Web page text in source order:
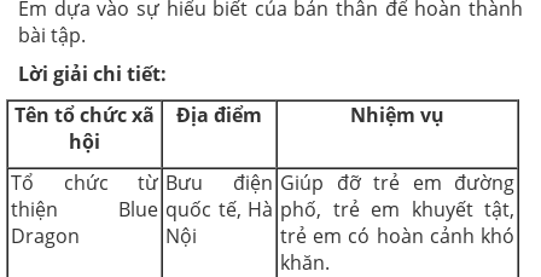
Em dựa vào sự hiểu biết của bản thân để hoàn thành
bài tập.
Lời giải chi tiết:
Tên tổ chức xã
hội
Địa điểm Nhiệm vụ
Tổ chức từ
thiện Blue
Dragon
Bưu điện
quốc tế, Hà
Nội
Giúp đỡ trẻ em đường
phố, trẻ em khuyết tật,
trẻ em có hoàn cảnh khó
khăn.